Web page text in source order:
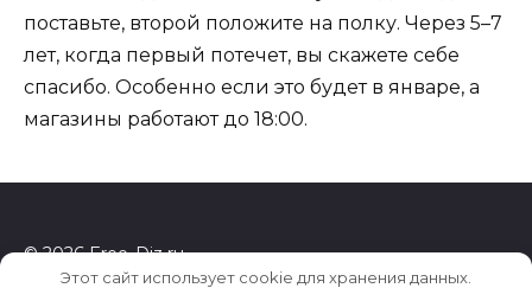
поставьте, второй положите на полку. Через 5–7
лет, когда первый потечет, вы скажете себе
спасибо. Особенно если это будет в январе, а
магазины работают до 18:00.
© 2026 Free-Diz.ru
Этот сайт использует cookie для хранения данных.